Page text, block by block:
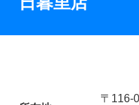
〒116-